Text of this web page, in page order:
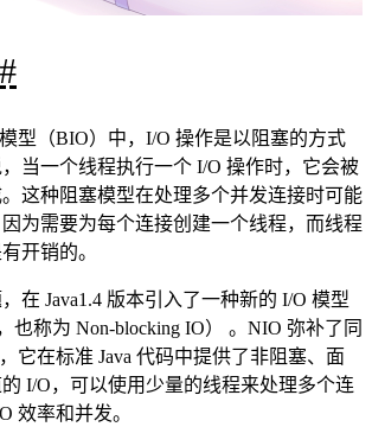
个核心组件：
作的时候将 Channel 中的数据填充到
写操作时将 Buffer 中的数据写入到 Channel
道）：Channel 是一个双向的、可读可写的
，NIO 通过 Channel 来实现数据的输入输
源之间的连接。
器）：允许一个线程处理多个 Channel，
的 I/O 多路复用模型。所有的 Channel 都
上，由 Selector 来分配线程来处理事